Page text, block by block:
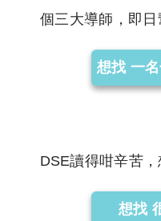
個三大導師，即日
想找 一
DSE讀得咁辛苦
想找